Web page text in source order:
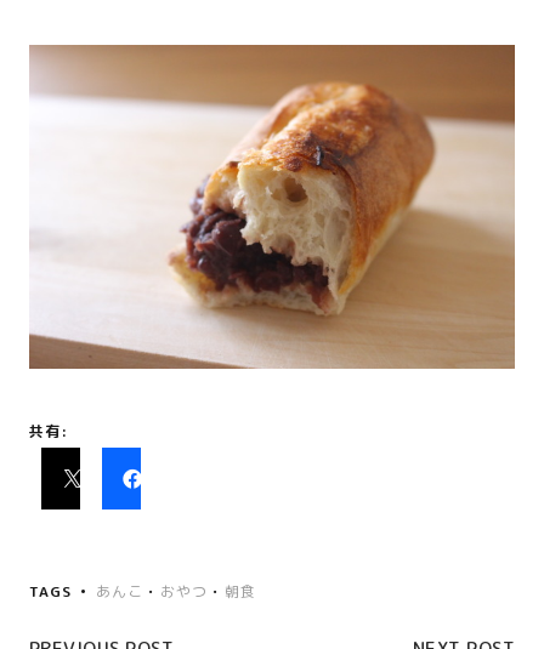
共有:
TAGS あんこ • おやつ • 朝食